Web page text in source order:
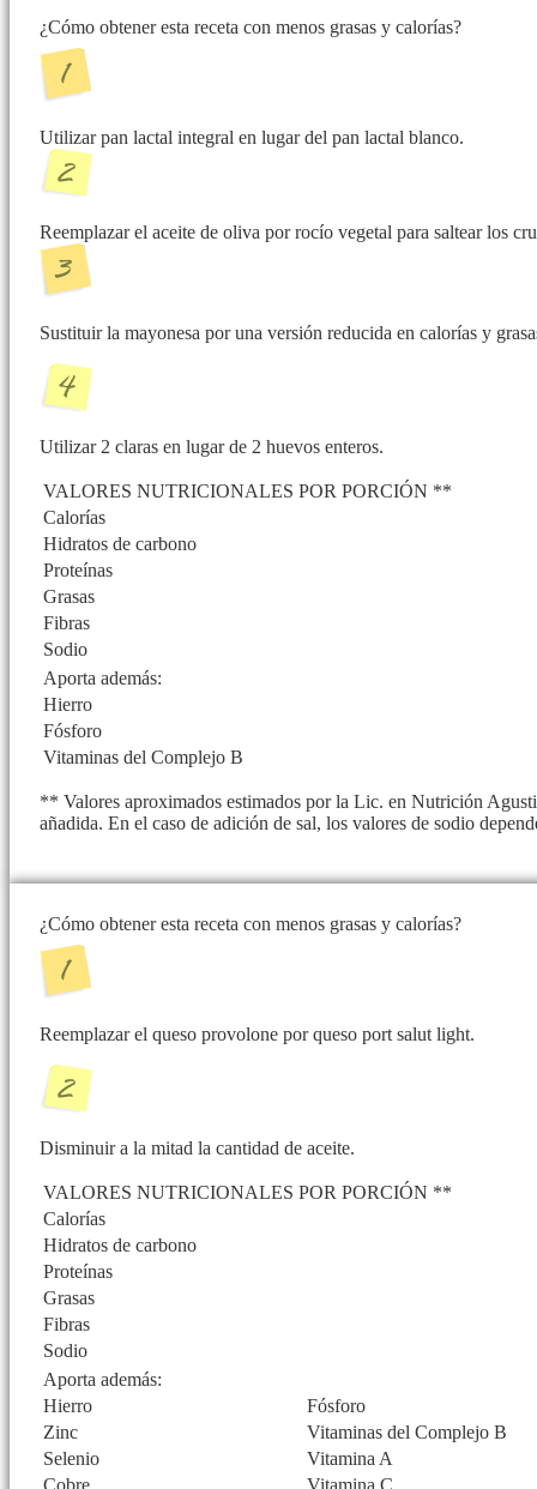
¿Cómo obtener esta receta con menos grasas y calorías?
Utilizar pan lactal integral en lugar del pan lactal blanco.
Reemplazar el aceite de oliva por rocío vegetal para saltear los
Sustituir la mayonesa por una versión reducida en calorías y
Utilizar 2 claras en lugar de 2 huevos enteros.
VALORES NUTRICIONALES POR PORCIÓN **
Calorías
Hidratos de carbono
Proteínas
Grasas
Fibras
Sodio
Aporta además:
Hierro
Fósforo
Vitaminas del Complejo B
** Valores aproximados estimados por la Lic. en Nutrición
añadida. En el caso de adición de sal, los valores de sodio
¿Cómo obtener esta receta con menos grasas y calorías?
Reemplazar el queso provolone por queso port salut light.
Disminuir a la mitad la cantidad de aceite.
VALORES NUTRICIONALES POR PORCIÓN **
Calorías
Hidratos de carbono
Proteínas
Grasas
Fibras
Sodio
Aporta además:
Hierro
Fósforo
Zinc
Vitaminas del Complejo B
Selenio
Vitamina A
Cobre
Vitamina C